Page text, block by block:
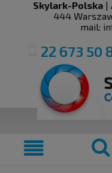
Skylark-Polska |
444
mail:
22 673 50